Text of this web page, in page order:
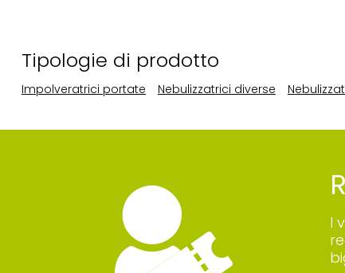
Tipologie di prodotto
Impolveratrici portate Nebulizzatrici diverse
I